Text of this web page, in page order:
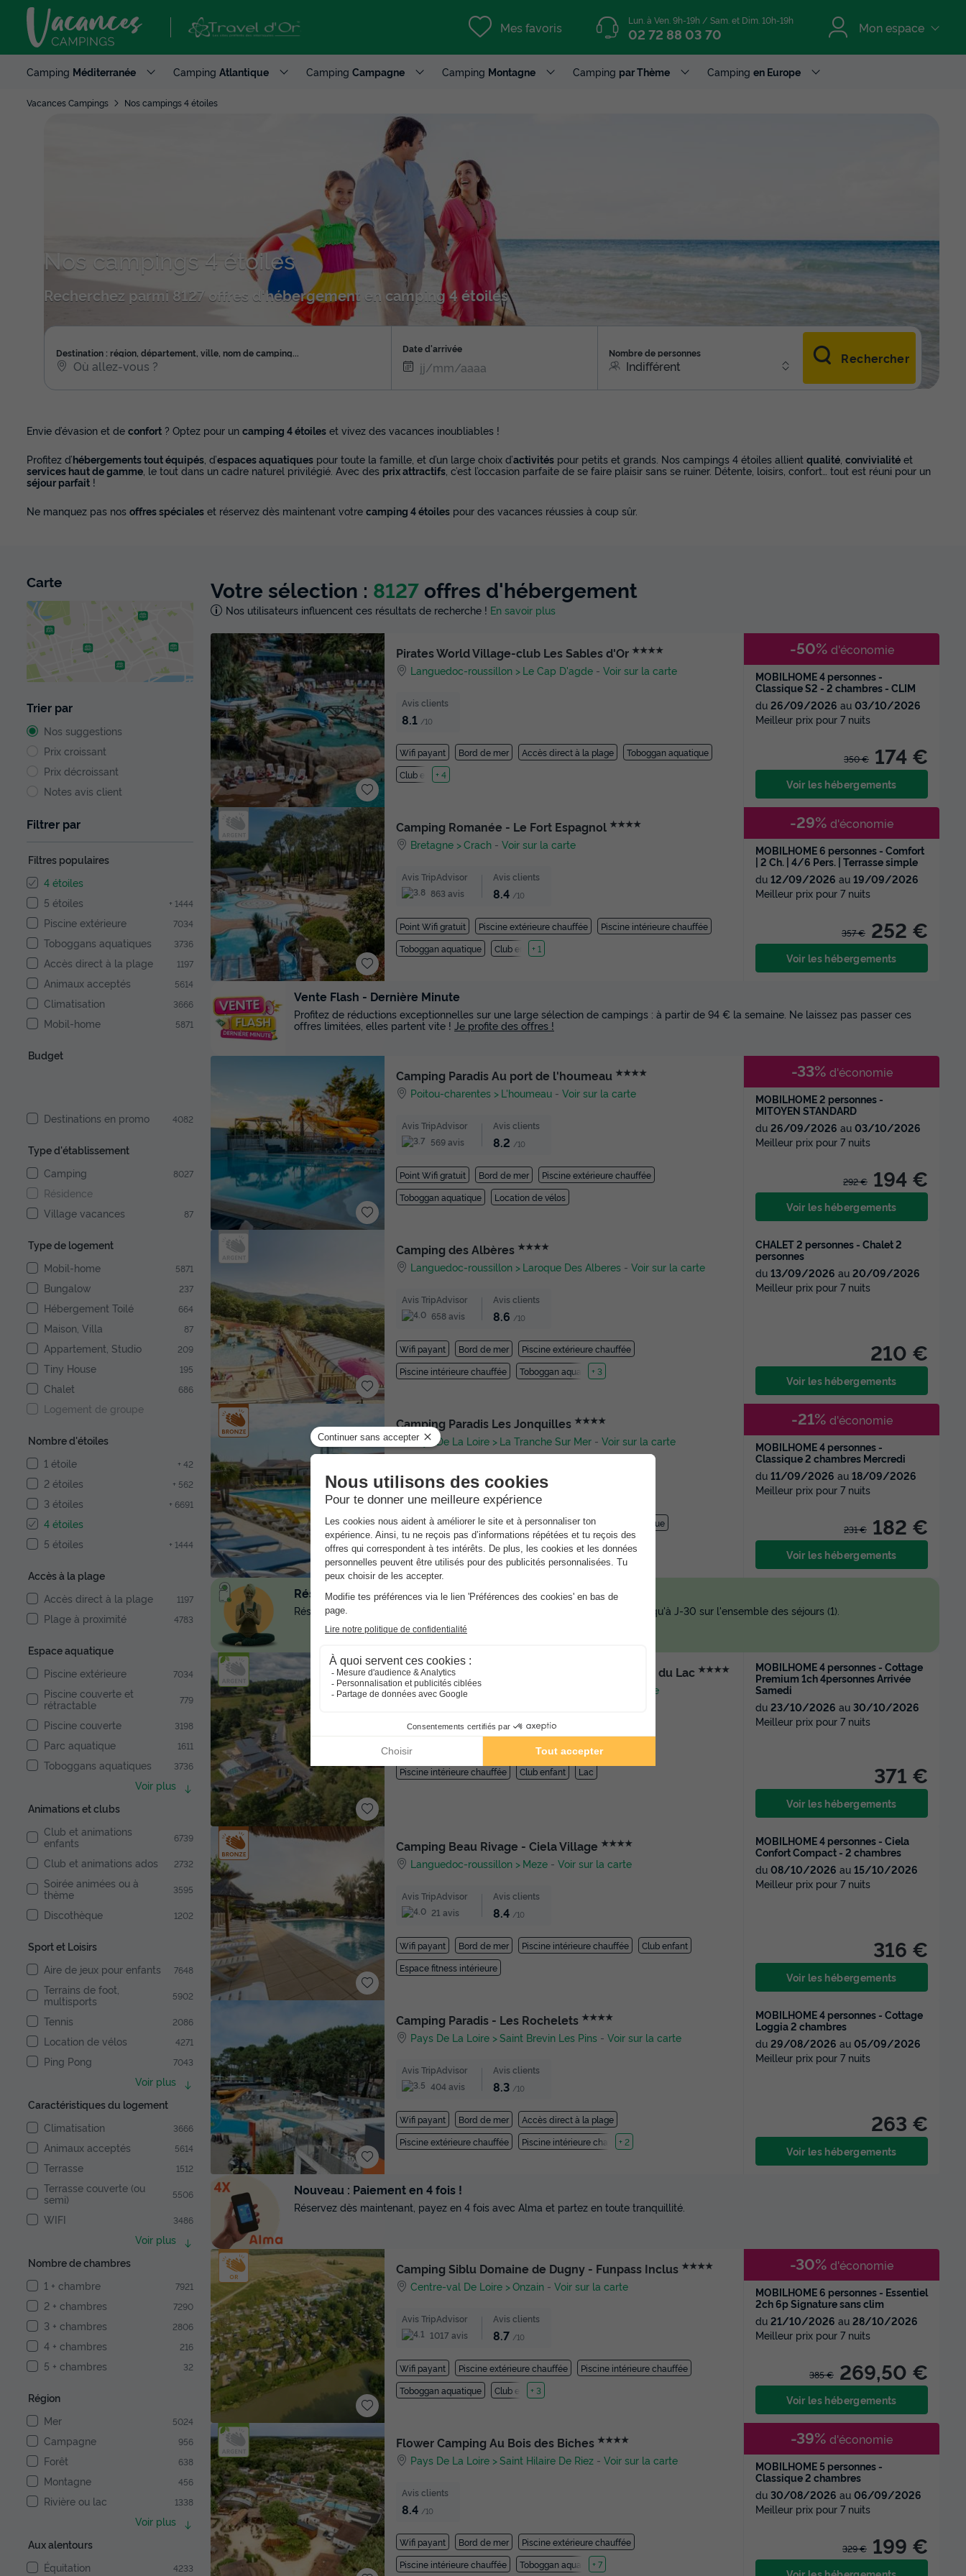
Mes favoris Lun. à Ven. 9h-19h / Sam. et Dim. 10h-19h
02 72 88 03 70 Mon espace
Camping Méditerranée Camping Atlantique Camping Campagne Camping Montagne Camping par Thème Camping en Europe
Vacances Campings Nos campings 4 étoiles
Nos campings 4 étoiles
Recherchez parmi 8127 offres d'hébergement en camping 4 étoiles
Destination : région, département, ville, nom de camping... Date d'arrivée Nombre de personnes
Indifférent Rechercher
Envie d’évasion et de confort ? Optez pour un camping 4 étoiles et vivez des vacances inoubliables !
Profitez d’hébergements tout équipés , d’espaces aquatiques pour toute la famille, et d’un large choix d’activités pour petits et grands. Nos campings 4 étoiles allient qualité convivialité et
services haut de gamme , le tout dans un cadre naturel privilégié. Avec des prix attractifs , c’est l’occasion parfaite de se faire plaisir sans se ruiner. Détente, loisirs, confort… tout est réuni pour un
séjour parfait !
Ne manquez pas nos offres spéciales et réservez dès maintenant votre camping 4 étoiles pour des vacances réussies à coup sûr.
Carte
Trier par
Nos suggestions
Prix croissant
Prix décroissant
Notes avis client
Filtrer par
Filtres populaires
4 étoiles
5 étoiles
+ 1444
Piscine extérieure 7034
Toboggans aquatiques 3736
Accès direct à la plage 1197
Animaux acceptés 5614
Climatisation 3666
Mobil-home 5871
Budget
Destinations en promo 4082
Type d'établissement
Camping
8027
Résidence
Village vacances
87
Type de logement
Mobil-home
5871
Bungalow 237
Hébergement Toilé 664
Maison, Villa 87
Appartement, Studio 209
Tiny House 195
Chalet 686
Logement de groupe
Nombre d'étoiles
1 étoile
+ 42
2 étoiles + 562
3 étoiles + 6691
4 étoiles
5 étoiles
+ 1444
Accès à la plage
Accès direct à la plage
1197
Plage à proximité 4783
Espace aquatique
Piscine extérieure
7034
Piscine couverte et
rétractable
779
Piscine couverte 3198
Parc aquatique 1611
Toboggans aquatiques 3736
Voir plus
Animations et clubs
Club et animations
enfants
6739
Club et animations ados 2732
Soirée animées ou à
thème
3595
Discothèque 1202
Sport et Loisirs
Aire de jeux pour enfants
7648
Terrains de foot,
multisports
5902
Tennis 2086
Location de vélos 4271
Ping Pong 7043
Voir plus
Caractéristiques du logement
Climatisation
3666
Animaux acceptés 5614
Terrasse 1512
Terrasse couverte (ou
semi)
5506
WIFI 3486
Voir plus
Nombre de chambres
1 + chambre
7921
2 + chambres 7290
3 + chambres 2806
4 + chambres 216
5 + chambres 32
Région
Mer
5024
Campagne 956
Forêt 638
Montagne 456
Rivière ou lac 1338
Voir plus
Aux alentours
Équitation
4233
Votre sélection : 8127 offres d'hébergement
Nos utilisateurs influencent ces résultats de recherche ! En savoir plus
Pirates World Village-club Les Sables d'Or ★★★★
Languedoc-roussillon Le Cap D'agde -Voir sur la carte
Avis clients
8.1 /10
Wifi payant Bord de mer Accès direct à la plage
Toboggan aquatique
Club enfant
+ 4
MOBILHOME 4 personnes -
Classique S2 - 2 chambres - CLIM
du 26/09/2026 au 03/10/2026
Meilleur prix pour 7 nuits
350 € 174 €
-50% d'économie
Voir les hébergements
Camping Romanée - Le Fort Espagnol ★★★★
Bretagne Crach -Voir sur la carte
Avis TripAdvisor
863 avis
Avis clients
8.4 /10
Point Wifi gratuit Piscine extérieure chauffée
Piscine intérieure chauffée
Toboggan aquatique
Club enfant
+ 1
MOBILHOME 6 personnes - Comfort
| 2 Ch. | 4/6 Pers. | Terrasse simple
du 12/09/2026 au 19/09/2026
Meilleur prix pour 7 nuits
357 € 252 €
-29% d'économie
Voir les hébergements
Camping Paradis Au port de l'houmeau ★★★★
Poitou-charentes L'houmeau -Voir sur la carte
Avis TripAdvisor
569 avis
Avis clients
8.2 /10
Point Wifi gratuit Bord de mer
Piscine extérieure chauffée
Toboggan aquatique
Location de vélos
MOBILHOME 2 personnes -
MITOYEN STANDARD
du 26/09/2026 au 03/10/2026
Meilleur prix pour 7 nuits
292 € 194 €
-33% d'économie
Voir les hébergements
Camping des Albères ★★★★
Languedoc-roussillon Laroque Des Alberes -Voir sur la carte
Avis TripAdvisor
658 avis
Avis clients
8.6 /10
Wifi payant Bord de mer
Piscine extérieure chauffée
Piscine intérieure chauffée
Toboggan aquatique
+ 3
CHALET 2 personnes - Chalet 2
personnes
du 13/09/2026 au 20/09/2026
Meilleur prix pour 7 nuits
210 €
Voir les hébergements
Camping Paradis Les Jonquilles ★★★★
Pays De La Loire La Tranche Sur Mer -Voir sur la carte
Avis TripAdvisor
373 avis
Avis clients
8.5
Bord de mer Piscine intérieure chauffée
Toboggan aquatique
Club enfant
Espace fitness intérieure
MOBILHOME 4 personnes -
Classique 2 chambres Mercredi
du 11/09/2026 au 18/09/2026
Meilleur prix pour 7 nuits
231 € 182 €
-21% d'économie
Voir les hébergements
Village Vacances Bel-Air Village Les Demeures du Lac ★★★★
Auvergne Saint Remy Sur Durolle Voir sur la carte
Avis TripAdvisor
39 avis
Avis clients
8.7
Piscine intérieure chauffée Club enfant Lac
MOBILHOME 4 personnes - Cottage
Premium 1ch 4personnes Arrivée
Samedi
du 23/10/2026 au 30/10/2026
Meilleur prix pour 7 nuits
371 €
Voir les hébergements
Camping Beau Rivage - Ciela Village ★★★★
Languedoc-roussillon Meze -Voir sur la carte
Avis TripAdvisor
21 avis
Avis clients
8.4 /10
Wifi payant Bord de mer Piscine intérieure chauffée
Club enfant
Espace fitness intérieure
MOBILHOME 4 personnes - Ciela
Confort Compact - 2 chambres
du 08/10/2026 au 15/10/2026
Meilleur prix pour 7 nuits
316 €
Voir les hébergements
Camping Paradis - Les Rochelets ★★★★
Pays De La Loire Saint Brevin Les Pins -Voir sur la carte
Avis TripAdvisor
404 avis
Avis clients
8.3 /10
Wifi payant Bord de mer
Accès direct à la plage
Piscine extérieure chauffée
Piscine intérieure chauffée
+ 2
MOBILHOME 4 personnes - Cottage
Loggia 2 chambres
du 29/08/2026 au 05/09/2026
Meilleur prix pour 7 nuits
263 €
Voir les hébergements
Camping Siblu Domaine de Dugny - Funpass Inclus ★★★★
Centre-val De Loire Onzain -Voir sur la carte
Avis TripAdvisor
1017 avis
Avis clients
8.7 /10
Wifi payant Piscine extérieure chauffée
Piscine intérieure chauffée
Toboggan aquatique
Club enfant
+ 3
MOBILHOME 6 personnes - Essentiel
2ch 6p Signature sans clim
du 21/10/2026 au 28/10/2026
Meilleur prix pour 7 nuits
385 € 269,50 €
-30% d'économie
Voir les hébergements
Flower Camping Au Bois des Biches ★★★★
Pays De La Loire Saint Hilaire De Riez -Voir sur la carte
Avis clients
8.4 /10
Wifi payant Bord de mer
Piscine extérieure chauffée
Piscine intérieure chauffée
Toboggan aquatique
+ 7
MOBILHOME 5 personnes -
Classique 2 chambres
du 30/08/2026 au 06/09/2026
Meilleur prix pour 7 nuits
329 € 199 €
-39% d'économie
Réservez l'esprit tranquille avec l'Annulation Gratuite !
Réservez sereinement votre prochain séjour grâce à l'annulation gratuite jusqu'à J-30 sur l'ensemble des séjours (1).
Nouveau : Paiement en 4 fois !
Réservez dès maintenant, payez en 4 fois avec Alma et partez en toute tranquillité.
Vente Flash - Dernière Minute
Profitez de réductions exceptionnelles sur une large sélection de campings : à partir de 94 € la semaine. Ne laissez pas passer ces
offres limitées, elles partent vite ! Je profite des offres !